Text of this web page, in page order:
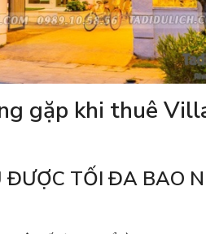
gặp khi thuê
ĐƯỢC TỐI ĐA BAO